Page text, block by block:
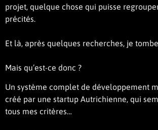
projet, quelque chose qui puisse
précités.
Et là, après quelques recherches, je
Mais qu’est-ce donc ?
Un système complet de développement
créé par une startup Autrichienne, qui
tous mes critères…